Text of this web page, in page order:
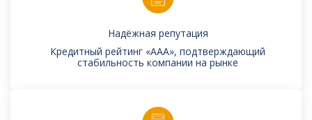
Надёжная репутация
Кредитный рейтинг «AAA», подтверждающий
стабильность компании на рынке